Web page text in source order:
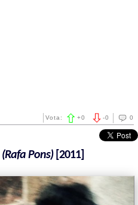
0
-0
Vota: +0
(Rafa Pons)[2011]